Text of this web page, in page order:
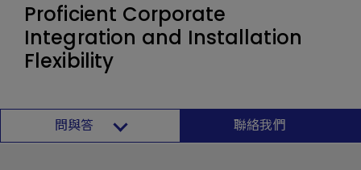
Proficient Corporate
Integration and Installation
Flexibility
問與答 聯絡我們